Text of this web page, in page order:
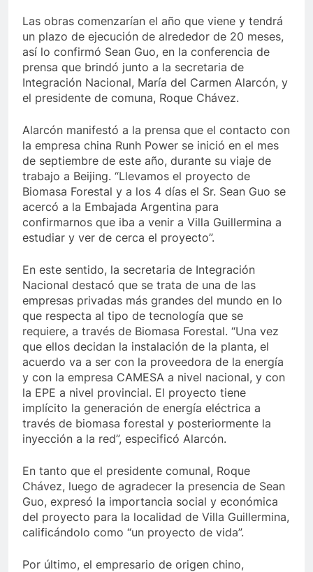
Las obras comenzarían el año que viene y tendrá
un plazo de ejecución de alrededor de 20 meses,
así lo confirmó Sean Guo, en la conferencia de
prensa que brindó junto a la secretaria de
Integración Nacional, María del Carmen Alarcón, y
el presidente de comuna, Roque Chávez.
Alarcón manifestó a la prensa que el contacto con
la empresa china Runh Power se inició en el mes
de septiembre de este año, durante su viaje de
trabajo a Beijing. “Llevamos el proyecto de
Biomasa Forestal y a los 4 días el Sr. Sean Guo se
acercó a la Embajada Argentina para
confirmarnos que iba a venir a Villa Guillermina a
estudiar y ver de cerca el proyecto”.
En este sentido, la secretaria de Integración
Nacional destacó que se trata de una de las
empresas privadas más grandes del mundo en lo
que respecta al tipo de tecnología que se
requiere, a través de Biomasa Forestal. “Una vez
que ellos decidan la instalación de la planta, el
acuerdo va a ser con la proveedora de la energía
y con la empresa CAMESA a nivel nacional, y con
la EPE a nivel provincial. El proyecto tiene
implícito la generación de energía eléctrica a
través de biomasa forestal y posteriormente la
inyección a la red”, especificó Alarcón.
En tanto que el presidente comunal, Roque
Chávez, luego de agradecer la presencia de Sean
Guo, expresó la importancia social y económica
del proyecto para la localidad de Villa Guillermina,
calificándolo como “un proyecto de vida”.
Por último, el empresario de origen chino,